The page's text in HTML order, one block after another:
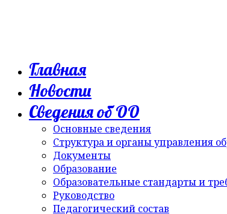
Главная
Новости
Сведения об ОО
Основные сведения
Структура и органы управления
Документы
Образование
Образовательные стандарты и
Руководство
Педагогический состав